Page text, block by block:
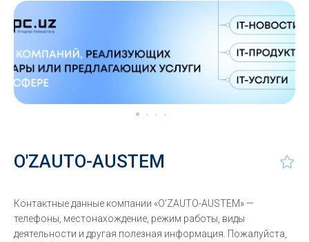
O'ZAUTO-AUSTEM
Контактные данные компании «O'ZAUTO-AUSTEM» —
телефоны, местонахождение, режим работы, виды
деятельности и другая полезная информация. Пожалуйста,